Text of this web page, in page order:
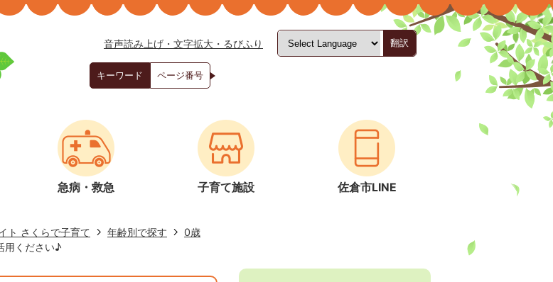
音声読み上げ・文字拡大・るびふり 翻訳
キーワード ページ番号
急病・救急 子育て施設 佐倉市LINE
ト さくらで子育て 年齢別で探す
0歳
用ください♪